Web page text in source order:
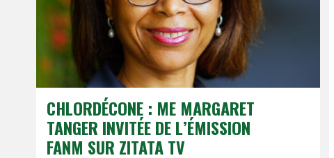
CHLORDÉCONE : ME MARGARET
TANGER INVITÉE DE L’ÉMISSION
FANM SUR ZITATA TV